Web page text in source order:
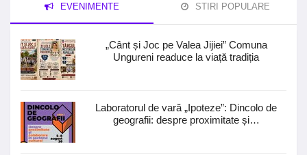
EVENIMENTE STIRI POPULARE
„Cânt și Joc pe Valea Jijiei” Comuna
Ungureni readuce la viață tradiția
Laboratorul de vară „Ipoteze”: Dincolo de
geografii: despre proximitate și…